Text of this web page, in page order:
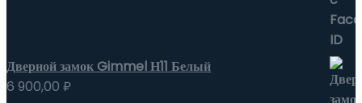
Дверной замок Gimmel Н11 Белый
6 900,00 ₽